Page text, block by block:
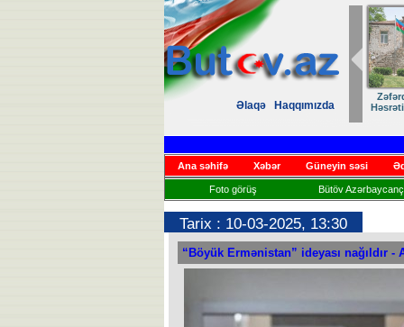
Əlaqə
Haqqımızda
Ana səhifə Xəbər Güneyin səsi
Foto görüş Bütöv
Tarix : 10-03-2025, 13:30
“Böyük Ermənistan” ideyası nağıldır -